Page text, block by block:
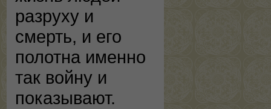
разруху и
смерть, и его
полотна именно
так войну и
показывают.